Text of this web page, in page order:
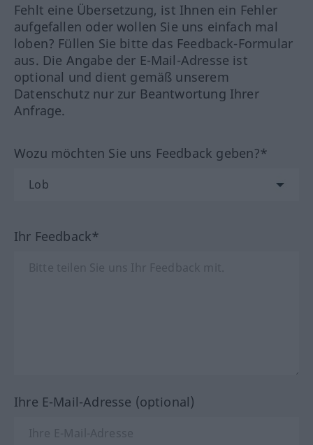
Fehlt eine Übersetzung, ist Ihnen ein Fehler
aufgefallen oder wollen Sie uns einfach mal
loben? Füllen Sie bitte das Feedback-Formular
aus. Die Angabe der E-Mail-Adresse ist
optional und dient gemäß unserem
Datenschutz nur zur Beantwortung Ihrer
Anfrage.
Wozu möchten Sie uns Feedback geben?*
Ihr Feedback*
Ihre E-Mail-Adresse (optional)